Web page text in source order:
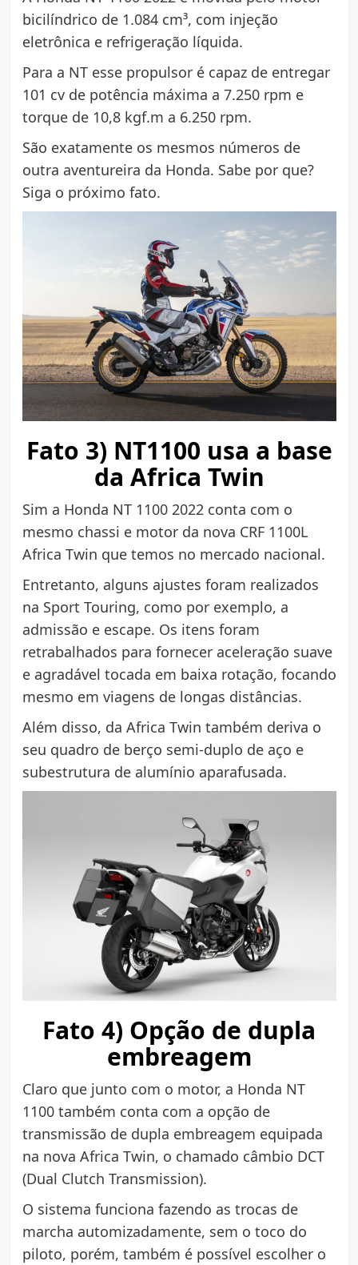
bicilíndrico de 1.084 cm³, com injeção
eletrônica e refrigeração líquida.
Para a NT esse propulsor é capaz de entregar
101 cv de potência máxima a 7.250 rpm e
torque de 10,8 kgf.m a 6.250 rpm.
São exatamente os mesmos números de
outra aventureira da Honda. Sabe por que?
Siga o próximo fato.
Fato 3) NT1100 usa a base
da Africa Twin
Sim a Honda NT 1100 2022 conta com o
mesmo chassi e motor da nova CRF 1100L
Africa Twin que temos no mercado nacional.
Entretanto, alguns ajustes foram realizados
na Sport Touring, como por exemplo, a
admissão e escape. Os itens foram
retrabalhados para fornecer aceleração suave
e agradável tocada em baixa rotação, focando
mesmo em viagens de longas distâncias.
Além disso, da Africa Twin também deriva o
seu quadro de berço semi-duplo de aço e
subestrutura de alumínio aparafusada.
Fato 4) Opção de dupla
embreagem
Claro que junto com o motor, a Honda NT
1100 também conta com a opção de
transmissão de dupla embreagem equipada
na nova Africa Twin, o chamado câmbio DCT
(Dual Clutch Transmission).
O sistema funciona fazendo as trocas de
marcha automizadamente, sem o toco do
piloto, porém, também é possível escolher o